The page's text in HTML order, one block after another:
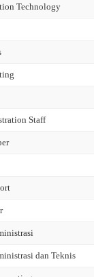
Technology
Staff
dan Teknis